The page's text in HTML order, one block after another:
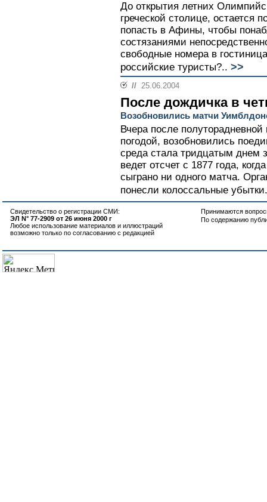
До открытия летних
греческой столице, остается
попасть в Афины, чтобы
состязаниями
свободные номера в
российские туристы?.. >>
// 25.06.2004
После дождичка в
Возобновились матчи
Вчера после
погодой, возобновились
среда стала тридцатым днем
ведет отсчет с 1877 года,
сыграно ни одного матча.
понесли колоссальные
Свидетельство о регистрации СМИ:
ЭЛ N° 77-2909 от 26 июня 2000 г
Любое использование материалов и иллюстраций
возможно только по согласованию с редакцией
Принимаются
По содержанию